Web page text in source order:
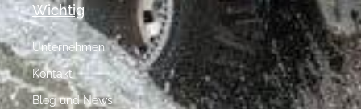
Wichtig
Unternehmen
Kontakt
Blog und News